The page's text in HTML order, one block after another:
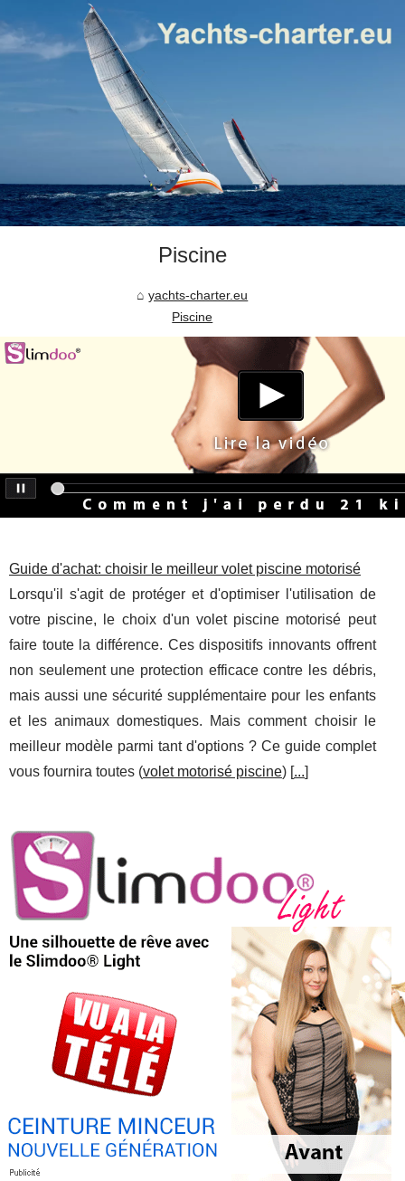
Piscine
yachts-charter.eu
Piscine
Guide d'achat: choisir le meilleur volet piscine motorisé
Lorsqu'il s'agit de protéger et d'optimiser l'utilisation de
votre piscine, le choix d'un volet piscine motorisé peut
faire toute la différence. Ces dispositifs innovants offrent
non seulement une protection efficace contre les débris,
mais aussi une sécurité supplémentaire pour les enfants
et les animaux domestiques. Mais comment choisir le
meilleur modèle parmi tant d'options ? Ce guide complet
vous fournira toutes (volet motorisé piscine) [...]